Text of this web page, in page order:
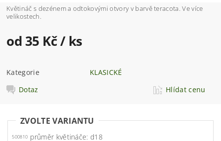
Květináč s dezénem a odtokovými otvory v barvě teracota. Ve více
velikostech.
od 35 Kč/ ks
Kategorie
KLASICKÉ
Dotaz
Hlídat cenu
ZVOLTE VARIANTU
500810 průměr květináče: d18